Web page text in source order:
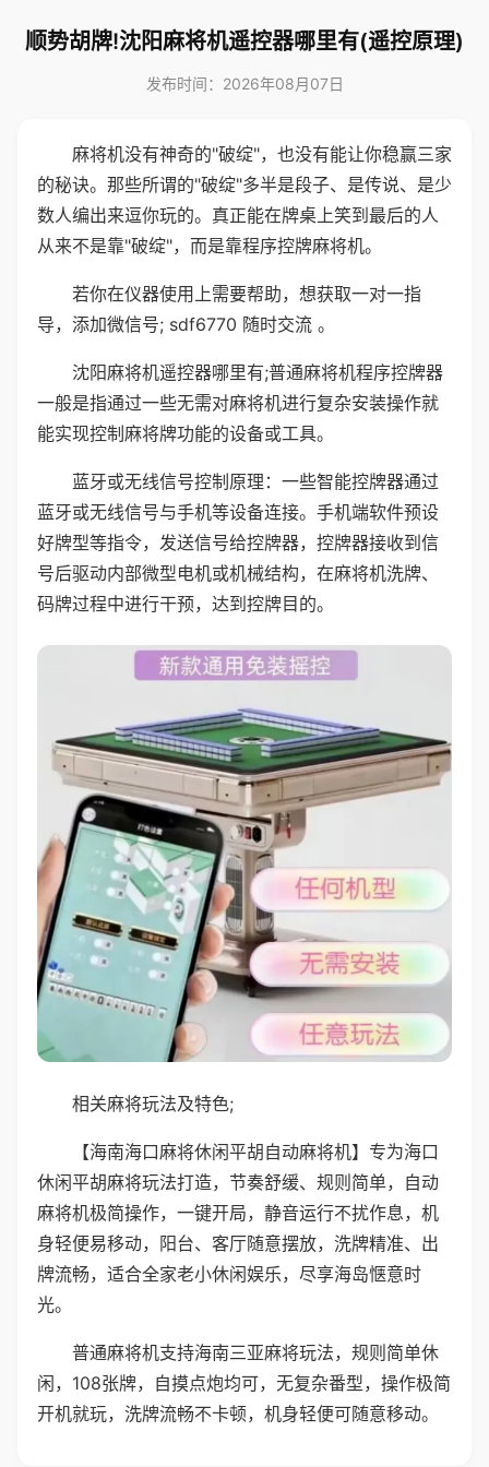
顺势胡牌!沈阳麻将机遥控器哪里有(遥控原理)
发布时间：2026年08月07日
麻将机没有神奇的"破绽"，也没有能让你稳赢三家
的秘诀。那些所谓的"破绽"多半是段子、是传说、是少
数人编出来逗你玩的。真正能在牌桌上笑到最后的人
从来不是靠"破绽"，而是靠程序控牌麻将机。
若你在仪器使用上需要帮助，想获取一对一指
导，添加微信号; sdf6770 随时交流 。
沈阳麻将机遥控器哪里有;普通麻将机程序控牌器
一般是指通过一些无需对麻将机进行复杂安装操作就
能实现控制麻将牌功能的设备或工具。
蓝牙或无线信号控制原理：一些智能控牌器通过
蓝牙或无线信号与手机等设备连接。手机端软件预设
好牌型等指令，发送信号给控牌器，控牌器接收到信
号后驱动内部微型电机或机械结构，在麻将机洗牌、
码牌过程中进行干预，达到控牌目的。
相关麻将玩法及特色;
【海南海口麻将休闲平胡自动麻将机】专为海口
休闲平胡麻将玩法打造，节奏舒缓、规则简单，自动
麻将机极简操作，一键开局，静音运行不扰作息，机
身轻便易移动，阳台、客厅随意摆放，洗牌精准、出
牌流畅，适合全家老小休闲娱乐，尽享海岛惬意时
光。
普通麻将机支持海南三亚麻将玩法，规则简单休
闲，108张牌，自摸点炮均可，无复杂番型，操作极简
开机就玩，洗牌流畅不卡顿，机身轻便可随意移动。